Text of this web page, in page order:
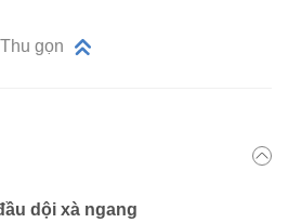
Thu gọn
dội xà ngang